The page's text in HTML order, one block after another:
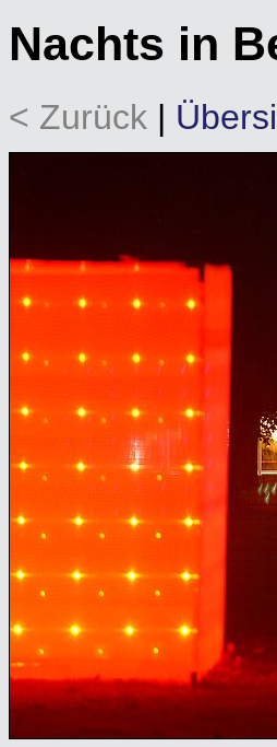
Nachts in
< Zurück |